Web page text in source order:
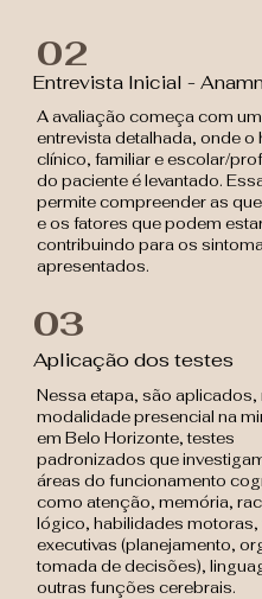
02
Entrevista Inicial -
A avaliação começa com
entrevista detalhada, onde o
clínico, familiar e escolar/
do paciente é levantado.
permite compreender as
e os fatores que podem
contribuindo para os
apresentados.
03
Aplicação dos testes
Nessa etapa, são aplicados,
modalidade presencial na
em Belo Horizonte, testes
padronizados que
áreas do funcionamento
como atenção, memória,
lógico, habilidades
executivas (planejamento,
tomada de decisões),
outras funções cerebrais.